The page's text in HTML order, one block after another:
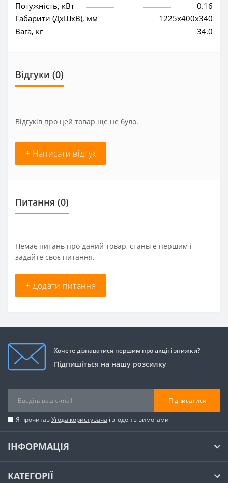
Потужність, кВт
0.16
Габарити (ДхШхВ), мм
1225x400x340
Вага, кг
34.0
Відгуки (0)
Відгуків про цей товар ще не було.
+ Написати відгук
Питання (0)
Немає питань про даний товар, станьте першим і
задайте своє питання.
+ Додати питання
Хочете дізнаватися першим про акції і знижки?
Підпишіться на нашу розсилку
Підписатися
Я прочитавУгода користувача і згоден з вимогами
ІНФОРМАЦІЯ
КАТЕГОРІЇ